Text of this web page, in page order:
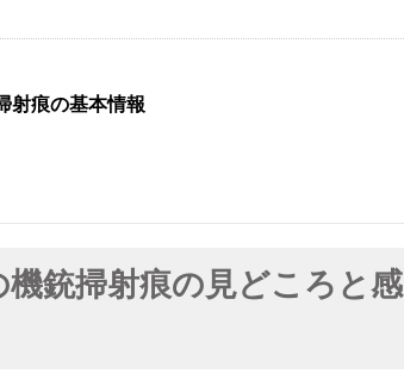
射痕の基本情報
銃掃射痕の見どころと感